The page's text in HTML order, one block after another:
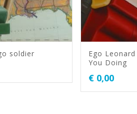
soldier
Ego
You Doing
€ 0,00